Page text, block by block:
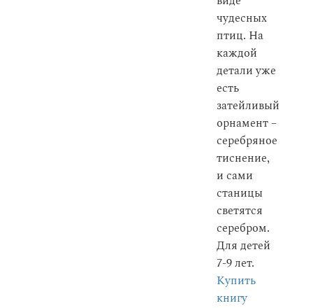
чудесных
птиц. На
каждой
детали уже
есть
затейливый
орнамент –
серебряное
тиснение,
и сами
станицы
светятся
серебром.
Для детей
7-9 лет.
Купить
книгу